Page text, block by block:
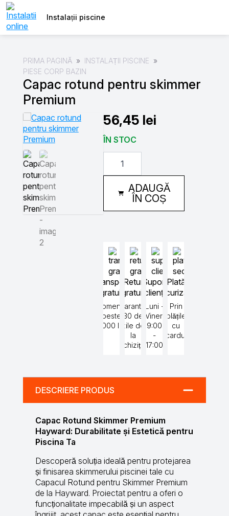
Instalații piscine
PRIMA PAGINĂ
INSTALAȚII PISCINE
PIESE CORP BAZIN
Capac rotund pentru skimmer
Premium
56,45 lei
ÎN STOC
Cantitate
Capac
skimmer
Premium
ADAUGĂ
ÎN COȘ
Transport
gratuit
Comenzi
peste
5000 lei
Retur
gratuit
Garantat
30 de
zile de
la
achiziție
Suport
clienți
Luni -
Vineri
9:00
-
17:00
Plată
securizată
Prin
plățile
cu
cardul
DESCRIERE PRODUS
Capac Rotund Skimmer Premium
Hayward: Durabilitate și Estetică pentru
Piscina Ta
Descoperă soluția ideală pentru protejarea
și finisarea skimmerului piscinei tale cu
Capacul Rotund pentru Skimmer Premium
de la Hayward. Proiectat pentru a oferi o
funcționalitate impecabilă și un aspect